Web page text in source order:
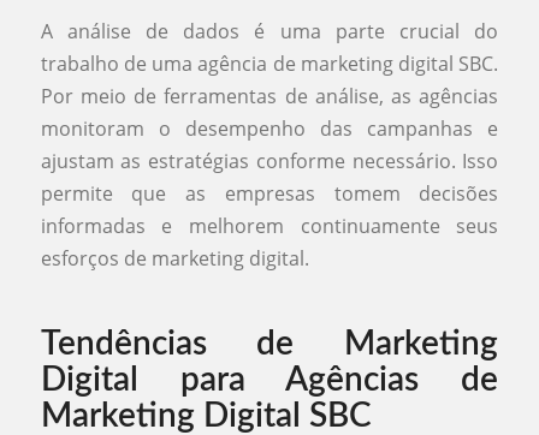
A análise de dados é uma parte crucial do
trabalho de uma agência de marketing digital SBC.
Por meio de ferramentas de análise, as agências
monitoram o desempenho das campanhas e
ajustam as estratégias conforme necessário. Isso
permite que as empresas tomem decisões
informadas e melhorem continuamente seus
esforços de marketing digital.
Tendências de Marketing
Digital para Agências de
Marketing Digital SBC